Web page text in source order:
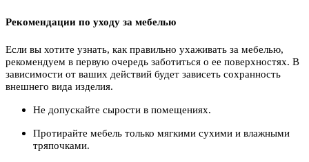
Рекомендации по уходу за мебелью
Если вы хотите узнать, как правильно ухаживать за мебелью,
рекомендуем в первую очередь заботиться о ее поверхностях. В
зависимости от ваших действий будет зависеть сохранность
внешнего вида изделия.
Не допускайте сырости в помещениях.
Протирайте мебель только мягкими сухими и влажными
тряпочками.